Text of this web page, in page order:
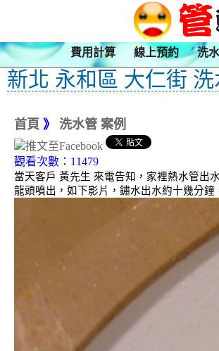
費用計算 線上預約 洗
新北 永和區 大仁街 洗
首頁 》 洗水管 案例
觀看次數：11479
當天客戶 黃先生 來電告知，家裡熱水管出
龍頭噴出，如下影片，鏽水出水約十幾分